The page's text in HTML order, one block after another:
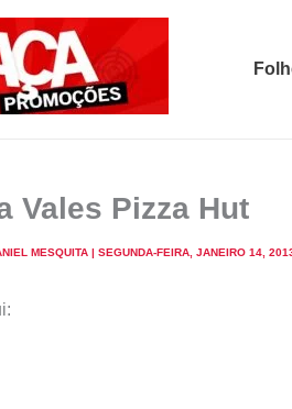
Vales Pizza Hut
MESQUITA | SEGUNDA-FEIRA, JANEIRO 14,